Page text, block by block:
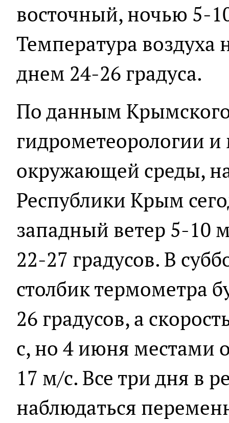
восточный, ночью 5-
Температура воздуха
днем 24-26 градуса.
По данным
гидрометеорологии
окружающей среды,
Республики Крым
западный ветер 5-10
22-27 градусов. В
столбик термометра
26 градусов, а
с, но 4 июня местами
17 м/с. Все три дня в
наблюдаться